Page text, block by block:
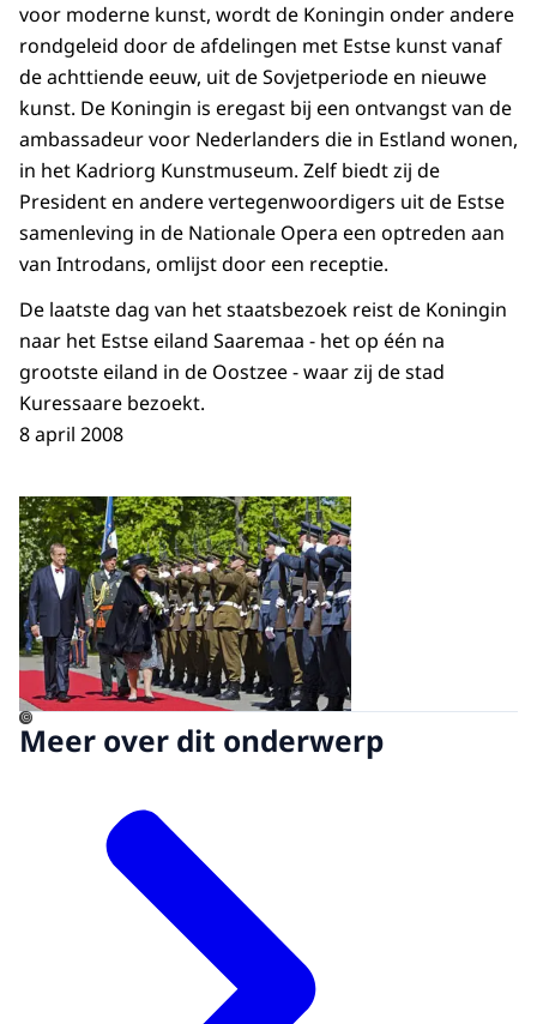
voor moderne kunst, wordt de Koningin onder andere
rondgeleid door de afdelingen met Estse kunst vanaf
de achttiende eeuw, uit de Sovjetperiode en nieuwe
kunst. De Koningin is eregast bij een ontvangst van de
ambassadeur voor Nederlanders die in Estland wonen,
in het Kadriorg Kunstmuseum. Zelf biedt zij de
President en andere vertegenwoordigers uit de Estse
samenleving in de Nationale Opera een optreden aan
van Introdans, omlijst door een receptie.
De laatste dag van het staatsbezoek reist de Koningin
naar het Estse eiland Saaremaa - het op één na
grootste eiland in de Oostzee - waar zij de stad
Kuressaare bezoekt.
8 april 2008
Open de galerij in vergrote
©
Meer over dit onderwerp